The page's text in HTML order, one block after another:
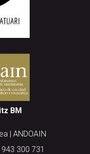
BM
| ANDOAIN
300 731